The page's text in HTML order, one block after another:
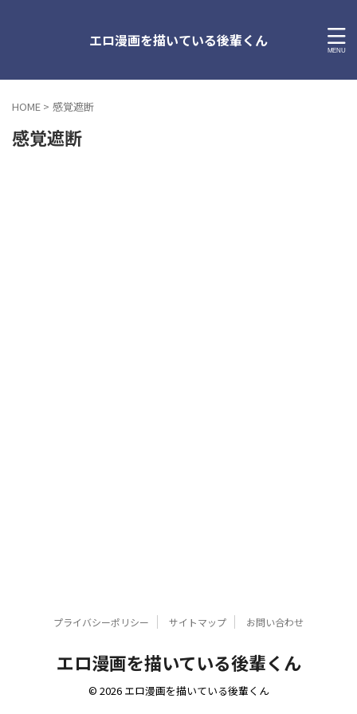
エロ漫画を描いている後輩くん
HOME > 感覚遮断
感覚遮断
プライバシーポリシー サイトマップ お問い合わせ
エロ漫画を描いている後輩くん
© 2026 エロ漫画を描いている後輩くん